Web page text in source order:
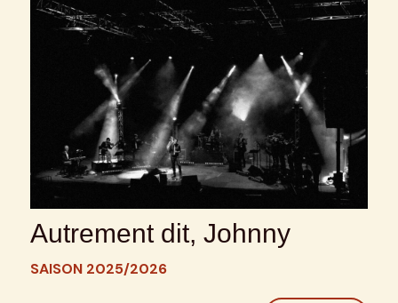
Autrement dit, Johnny
SAISON 2025/2026